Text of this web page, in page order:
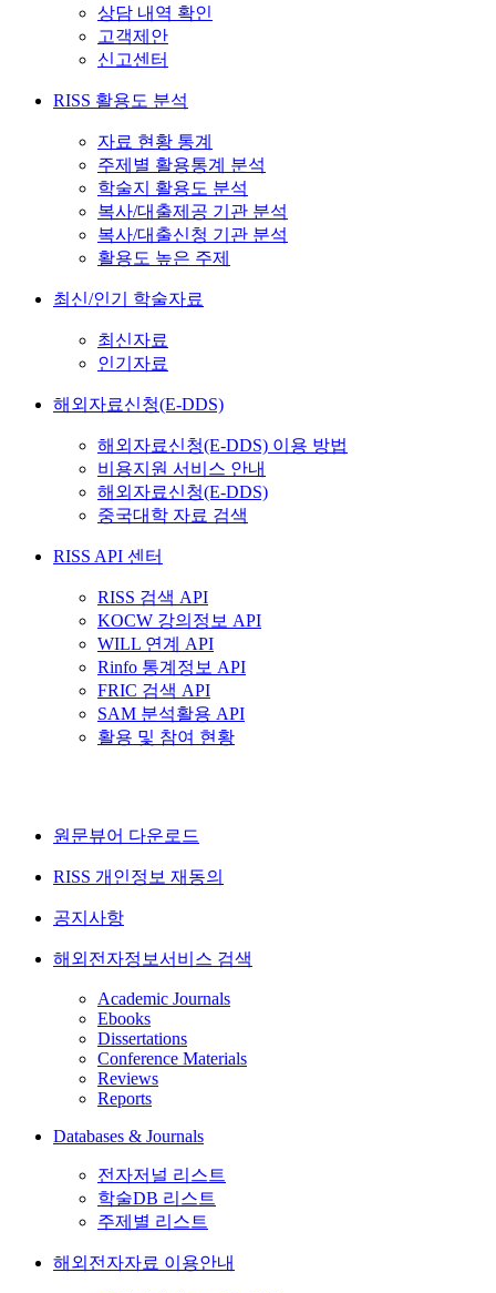
상담 내역 확인
고객제안
신고센터
RISS 활용도 분석
자료 현황 통계
주제별 활용통계 분석
학술지 활용도 분석
복사/대출제공 기관 분석
복사/대출신청 기관 분석
활용도 높은 주제
최신/인기 학술자료
최신자료
인기자료
해외자료신청(E-DDS)
해외자료신청(E-DDS) 이용 방법
비용지원 서비스 안내
해외자료신청(E-DDS)
중국대학 자료 검색
RISS API 센터
RISS 검색 API
KOCW 강의정보 API
WILL 연계 API
Rinfo 통계정보 API
FRIC 검색 API
SAM 분석활용 API
활용 및 참여 현황
원문뷰어 다운로드
RISS 개인정보 재동의
공지사항
해외전자정보서비스 검색
Academic Journals
Ebooks
Dissertations
Conference Materials
Reviews
Reports
Databases & Journals
전자저널 리스트
학술DB 리스트
주제별 리스트
해외전자자료 이용안내